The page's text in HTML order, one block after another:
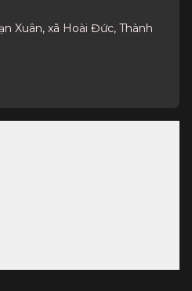
Xuân, xã Hoài Đức, Thành